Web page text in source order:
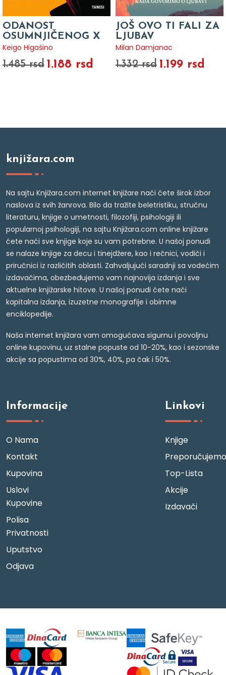
ODANOST
OSUMNJIČENOG X
Keigo Higašino
1.485 rsd 1.188 rsd
JOŠ OVO TI FALI ZA
LJUBAV
Milan Damjanac
1.332 rsd 1.199 rsd
knjižara.com
Na sajtu Knjižara.com internet knjižare naći ćete širok izbor
naslova iz svih žanrova. Bilo da tražite beletristiku, stručnu
literaturu, knjige o umetnosti, filozofiji, psihologiji ili
popularnoj psihologiji, na sajtu Knjižara.com online knjižare
ćete naći sve knjige koje su vam potrebne. U našoj ponudi
se nalaze knjige za decu i tinejdžere, kao i rečnici, vodiči i
priručnici iz različitih oblasti. Zahvaljujući saradnji sa vodećim
izdavačima, obezbeđujemo vam najnovija izdanja i sve
aktuelne knjižarske hitove. U našoj ponudi ćete naći
kapitalna izdanja, izuzetne monografije i obimne
enciklopedije.
Naša internet knjižara vam omogućava sigurnu i povoljnu
online kupovinu, uz stalne popuste od 10-20%, kao i sezonske
akcije sa popustima od 30%, 40%, pa čak i 50%.
Informacije
O Nama
Kontakt
Kupovina
Uslovi
Kupovine
Polisa
Privatnosti
Uputstvo
Odjava
Linkovi
Knjige
Preporučujemo
Top-Lista
Akcije
Izdavači